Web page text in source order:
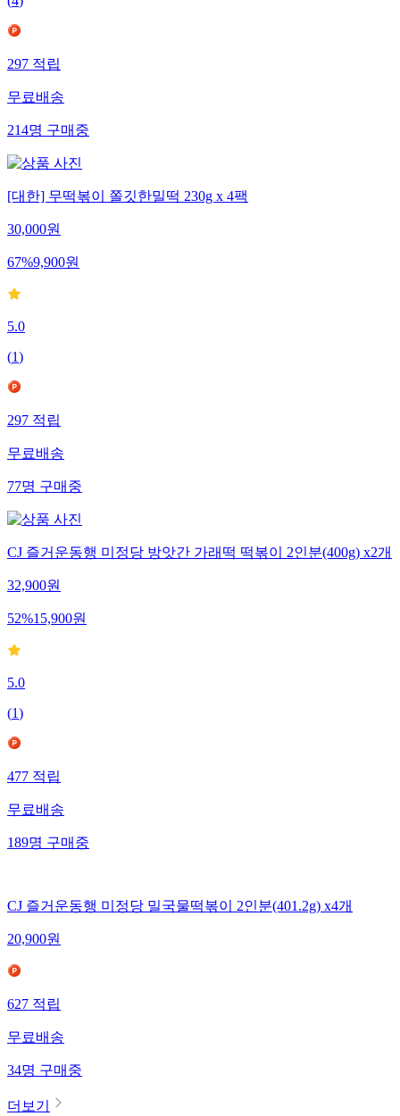
(4)
297적립
무료배송
214명구매중
[대한] 무떡볶이 쫄깃한밀떡 230g x 4팩
30,000원
67%9,900원
5.0
(1)
297적립
무료배송
77명구매중
CJ 즐거운동행 미정당 방앗간 가래떡 떡볶이 2인분(400g) x2개
32,900원
52%15,900원
5.0
(1)
477적립
무료배송
189명구매중
CJ 즐거운동행 미정당 밀국물떡볶이 2인분(401.2g) x4개
20,900원
627적립
무료배송
34명구매중